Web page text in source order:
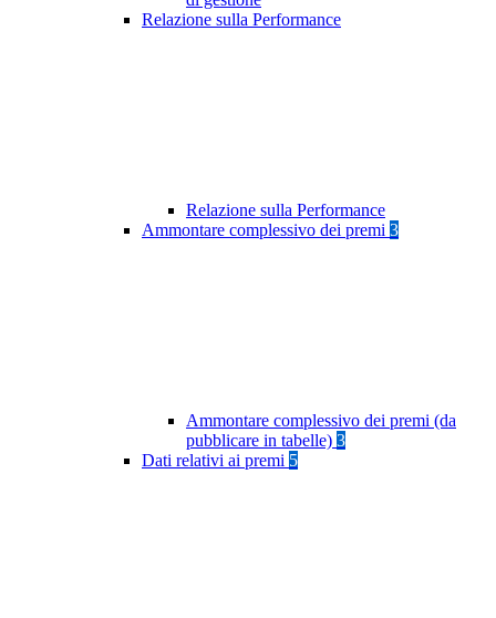
Relazione sulla Performance
Relazione sulla Performance
Ammontare complessivo dei premi 3
Ammontare complessivo dei premi (da
pubblicare in tabelle) 3
Dati relativi ai premi 5